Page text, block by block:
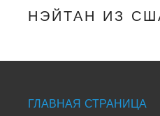
НЭЙТАН ИЗ
Footer
ГЛАВНАЯ СТРАНИЦА